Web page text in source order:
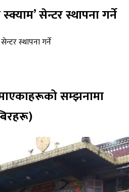
सेन्टर स्थापना गर्ने
सम्झनामा